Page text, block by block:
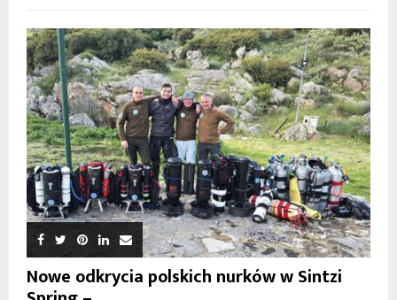
Nowe odkrycia polskich nurków w Sintzi